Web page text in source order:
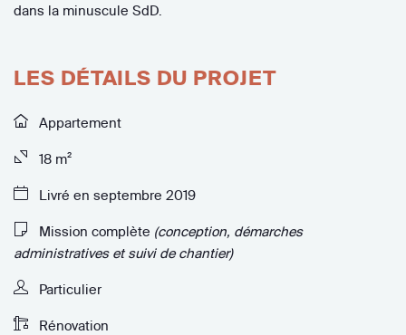
dans la minuscule SdD.
LES DÉTAILS DU PROJET
Appartement
18 m²
Livré en septembre 2019
Mission complète (conception, démarches
administratives et suivi de chantier)
Particulier
Rénovation